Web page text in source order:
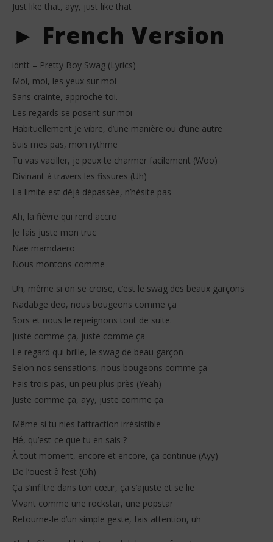
Just like that, ayy, just like that
► French Version
idntt – Pretty Boy Swag (Lyrics)
Moi, moi, les yeux sur moi
Sans crainte, approche-toi.
Les regards se posent sur moi
Habituellement Je vibre, d’une manière ou d’une autre
Suis mes pas, mon rythme
Tu vas vaciller, je peux te charmer facilement (Woo)
Divinant à travers les fissures (Uh)
La limite est déjà dépassée, n’hésite pas
Ah, la fièvre qui rend accro
Je fais juste mon truc
Nae mamdaero
Nous montons comme
Uh, même si on se croise, c’est le swag des beaux garçons
Nadabge deo, nous bougeons comme ça
Sors et nous le repeignons tout de suite.
Juste comme ça, juste comme ça
Le regard qui brille, le swag de beau garçon
Selon nos sensations, nous bougeons comme ça
Fais trois pas, un peu plus près (Yeah)
Juste comme ça, ayy, juste comme ça
Même si tu nies l’attraction irrésistible
Hé, qu’est-ce que tu en sais ?
À tout moment, encore et encore, ça continue (Ayy)
De l’ouest à l’est (Oh)
Ça s’infiltre dans ton cœur, ça s’ajuste et se lie
Vivant comme une rockstar, une popstar
Retourne-le d’un simple geste, fais attention, uh